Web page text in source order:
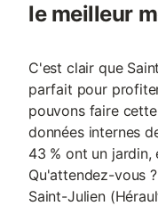
le meilleur
C'est clair que
parfait pour
pouvons faire
données internes
43 % ont un
Qu'attendez-vous
Saint-Julien